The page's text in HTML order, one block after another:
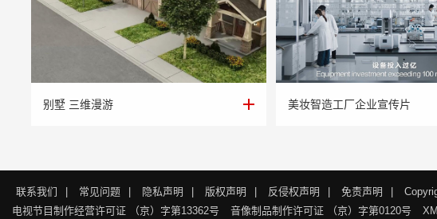
别墅 三维漫游
别墅 三维漫游 美妆智造工厂企业宣传片
美妆智造工厂企业宣传片
联系我们 常见问题 隐私声明 版权声明 反侵权声明 免责声明
电视节目制作经营许可证 （京）字第13362号
音像制品制作许可证 （京）字第0120号